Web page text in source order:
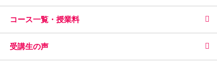
コース一覧・授業料
受講生の声